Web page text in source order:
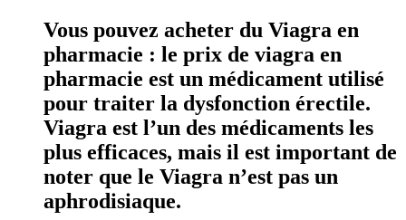
Vous pouvez acheter du Viagra en
pharmacie : le prix de viagra en
pharmacie est un médicament utilisé
pour traiter la dysfonction érectile.
Viagra est l’un des médicaments les
plus efficaces, mais il est important de
noter que le Viagra n’est pas un
aphrodisiaque.